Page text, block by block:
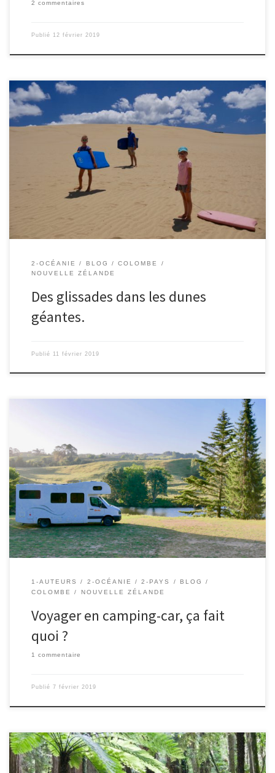
2 commentaires
Publié 12 février 2019
Le 10/02/2019 – Colombe. Nous avons fait du surf à coté de la
mer, mais pas dans l’eau : dans les dunes géantes à coté du Cap
Reinga ! Nous avons en fait loué des planches de bodyboard afin
de pouvoir, depuis le point le plus haut des dunes, se […]
2-OCÉANIE BLOG
COLOMBE
NOUVELLE ZÉLANDE
Des glissades dans les dunes
géantes.
Publié 11 février 2019
Le 7/02/2019 – Colombe. Je ne me sens pas serrée à l’intérieur,
surtout que nous avons de la chance avec le temps : juste
quelques minutes de pluie. Donc nous vivons essentiellement à
l’extérieur. Dans le camping-car, il y a plein de choses que j’adore,
par exemple ne pas aller […]
1-AUTEURS 2-OCÉANIE 2-PAYS
BLOG
COLOMBE
NOUVELLE ZÉLANDE
Voyager en camping-car, ça fait
quoi ?
1 commentaire
Publié 7 février 2019